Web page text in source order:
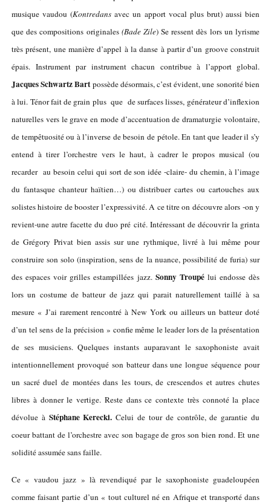
musique vaudou (Kontredans avec un apport vocal plus brut) aussi bien
que des compositions originales (Bade Zile) Se ressent dès lors un lyrisme
très présent, une manière d’appel à la danse à partir d’un groove construit
épais. Instrument par instrument chacun contribue à l’apport global.
Jacques Schwartz Bartpossède désormais, c’est évident, une sonorité bien
à lui. Ténor fait de grain plus que de surfaces lisses, générateur d’inflexion
naturelles vers le grave en mode d’accentuation de dramaturgie volontaire,
de tempêtuosité ou à l’inverse de besoin de pétole. En tant que leader il s’y
entend à tirer l’orchestre vers le haut, à cadrer le propos musical (ou
recarder au besoin celui qui sort de son idée -claire- du chemin, à l’image
du fantasque chanteur haïtien…) ou distribuer cartes ou cartouches aux
solistes histoire de booster l’expressivité. A ce titre on découvre alors -on y
revient-une autre facette du duo pré cité. Intéressant de découvrir la grinta
de Grégory Privat bien assis sur une rythmique, livré à lui même pour
construire son solo (inspiration, sens de la nuance, possibilité de furia) sur
des espaces voir grilles estampillées jazz. Sonny Troupélui endosse dès
lors un costume de batteur de jazz qui parait naturellement taillé à sa
mesure « J’ai rarement rencontré à New York ou ailleurs un batteur doté
d’un tel sens de la précision » confie même le leader lors de la présentation
de ses musiciens. Quelques instants auparavant le saxophoniste avait
intentionnellement provoqué son batteur dans une longue séquence pour
un sacré duel de montées dans les tours, de crescendos et autres chutes
libres à donner le vertige. Reste dans ce contexte très connoté la place
dévolue à Stéphane Kerecki. Celui de tour de contrôle, de garantie du
coeur battant de l’orchestre avec son bagage de gros son bien rond. Et une
solidité assumée sans faille.
Ce « vaudou jazz » là revendiqué par le saxophoniste guadeloupéen
comme faisant partie d’un « tout culturel né en Afrique et transporté dans